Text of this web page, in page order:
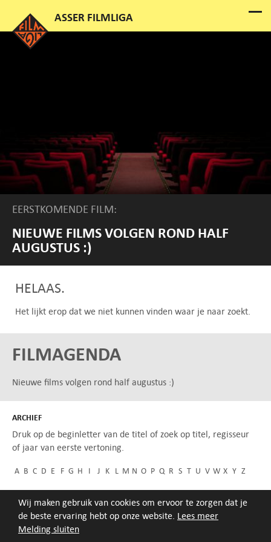
Melding sluiten
Wij maken gebruik van cookies om ervoor te zorgen dat je
de beste ervaring hebt op onze website. Lees meer
EERSTKOMENDE FILM:
NIEUWE FILMS VOLGEN ROND HALF
AUGUSTUS :)
HELAAS.
Het lijkt erop dat we niet kunnen vinden waar je naar zoekt.
FILMAGENDA
Nieuwe films volgen rond half augustus :)
ARCHIEF
Druk op de beginletter van de titel of zoek op titel, regisseur
of jaar van eerste vertoning.
A B C D E F G H I J K L M N O P Q R S T U V W X Y Z